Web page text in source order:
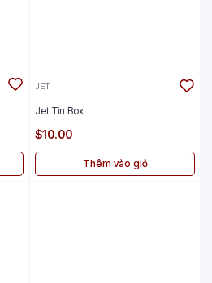
JET
Jet Tin Box
$10.00
Thêm vào giỏ